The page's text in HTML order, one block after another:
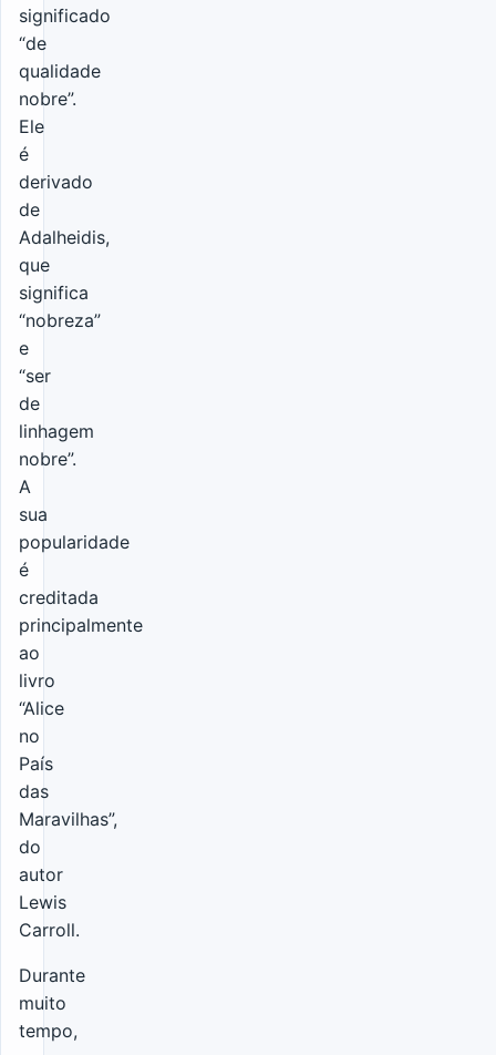
significado
“de
qualidade
nobre”.
Ele
é
derivado
de
Adalheidis,
que
significa
“nobreza”
e
“ser
de
linhagem
nobre”.
A
sua
popularidade
é
creditada
principalmente
ao
livro
“Alice
no
País
das
Maravilhas”,
do
autor
Lewis
Carroll.
Durante
muito
tempo,